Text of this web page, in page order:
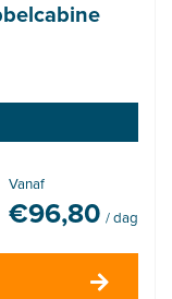
Vanaf
€96,80 / dag